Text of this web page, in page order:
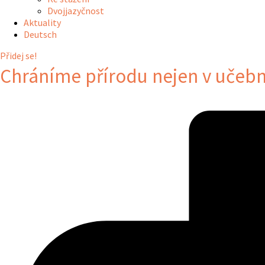
Dvojjazyčnost
Aktuality
Deutsch
Přidej se!
Chráníme přírodu nejen v